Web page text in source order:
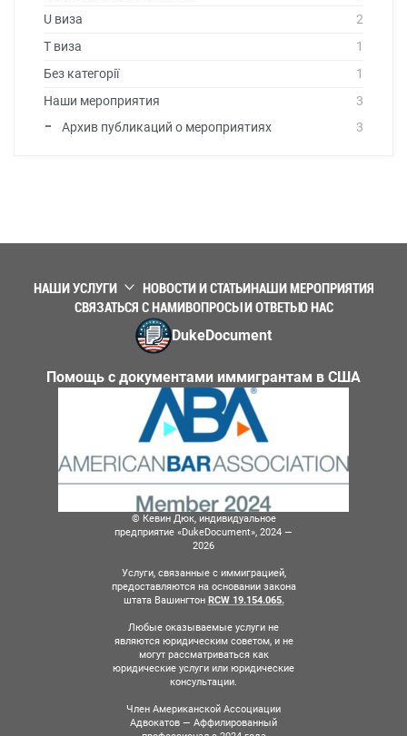
U виза
2
T виза
1
Без категорії
1
Наши мероприятия
3
Архив публикаций о мероприятиях
3
НАШИ УСЛУГИ НОВОСТИ И СТАТЬИНАШИ МЕРОПРИЯТИЯ
СВЯЗАТЬСЯ С НАМИВОПРОСЫ И ОТВЕТЫО НАС
DukeDocument
Помощь с документами иммигрантам в США
© Кевин Дюк, индивидуальное
предприятие «DukeDocument», 2024 —
2026
Услуги, связанные с иммиграцией,
предоставляются на основании закона
штата Вашингтон RCW 19.154.065.
Любые оказываемые услуги не
являются юридическим советом, и не
могут рассматриваться как
юридические услуги или юридические
консультации.
Член Американской Ассоциации
Адвокатов — Аффилированный